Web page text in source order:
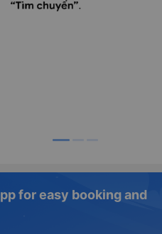
for easy booking and